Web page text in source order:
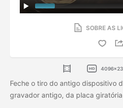
SOBRE AS
Feche o tiro do antigo dispositivo
gravador antigo, da placa